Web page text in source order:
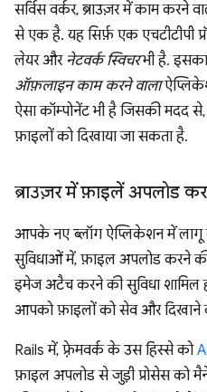
सर्विस वर्कर, ब्राउज़र में काम
से एक है. यह सिर्फ़ एक एचटीटीपी
लेयर और नेटवर्क स्विचरभी है.
ऑफ़लाइन काम करने वाला
ऐसा कॉम्पोनेंट भी है जिसकी मदद
फ़ाइलों को दिखाया जा सकता है.
ब्राउज़र में फ़ाइलें अपलोड
आपके नए ब्लॉग ऐप्लिकेशन में लागू
सुविधाओं में, फ़ाइल अपलोड करने की
इमेज अटैच करने की सुविधा शामिल
आपको फ़ाइलों को सेव और दिखाने
Rails में, फ़्रेमवर्क के उस हिस्से को
फ़ाइल अपलोड से जुड़ी प्रोसेस को